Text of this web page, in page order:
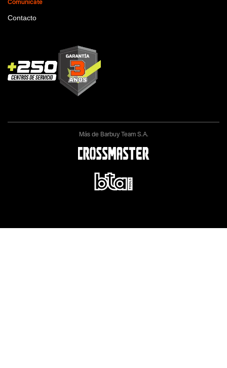
Comunicate
Contacto
Más de Barbuy Team S.A.